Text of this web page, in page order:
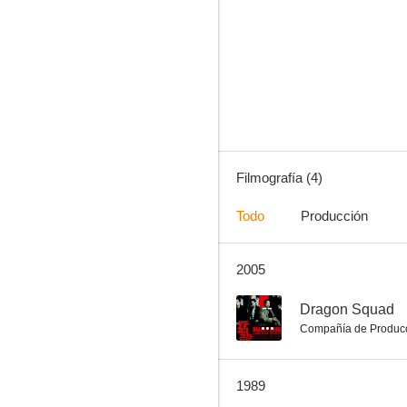
Filmografía (4)
Todo Producción
2005
-- Dragon Squad
Compañía de
1989